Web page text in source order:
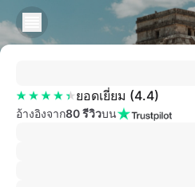
ยอดเยี่ยม (4.4)
อ้างอิงจาก80 รีวิวบน